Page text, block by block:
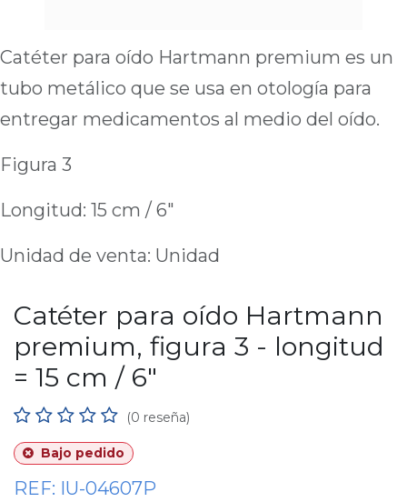
Catéter para oído Hartmann premium es un
tubo metálico que se usa en otología para
entregar medicamentos al medio del oído.
Figura 3
Longitud: 15 cm / 6"
Unidad de venta: Unidad
Catéter para oído Hartmann
premium, figura 3 - longitud
= 15 cm / 6"
(0 reseña)
Bajo pedido
REF: IU-04607P